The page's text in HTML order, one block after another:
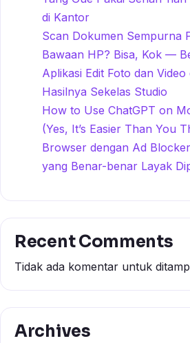
di Kantor
Scan Dokumen Sempurna
Bawaan HP? Bisa, Kok —
Aplikasi Edit Foto dan Video
Hasilnya Sekelas Studio
How to Use ChatGPT on
(Yes, It’s Easier Than You
Browser dengan Ad
yang Benar-benar Layak
Recent Comments
Tidak ada komentar untuk
Archives